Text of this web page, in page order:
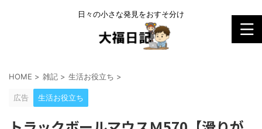
日々の小さな発見をおすそ分け
HOME > 雑記 > 生活お役立ち >
広告 生活お役立ち